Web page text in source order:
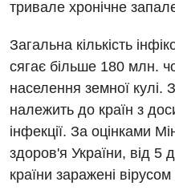
Вакансії
Заходи БПР
Діагностика
тривале хронічне
Загальна кількість
сягає більше 180 млн.
населення земної
належить до країн з
інфекції. За оцінками
здоров'я України, від 5
країни заражені